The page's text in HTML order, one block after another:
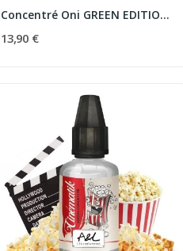
Concentré Oni GREEN EDITION 30ml Ultimate -...
13,90 €